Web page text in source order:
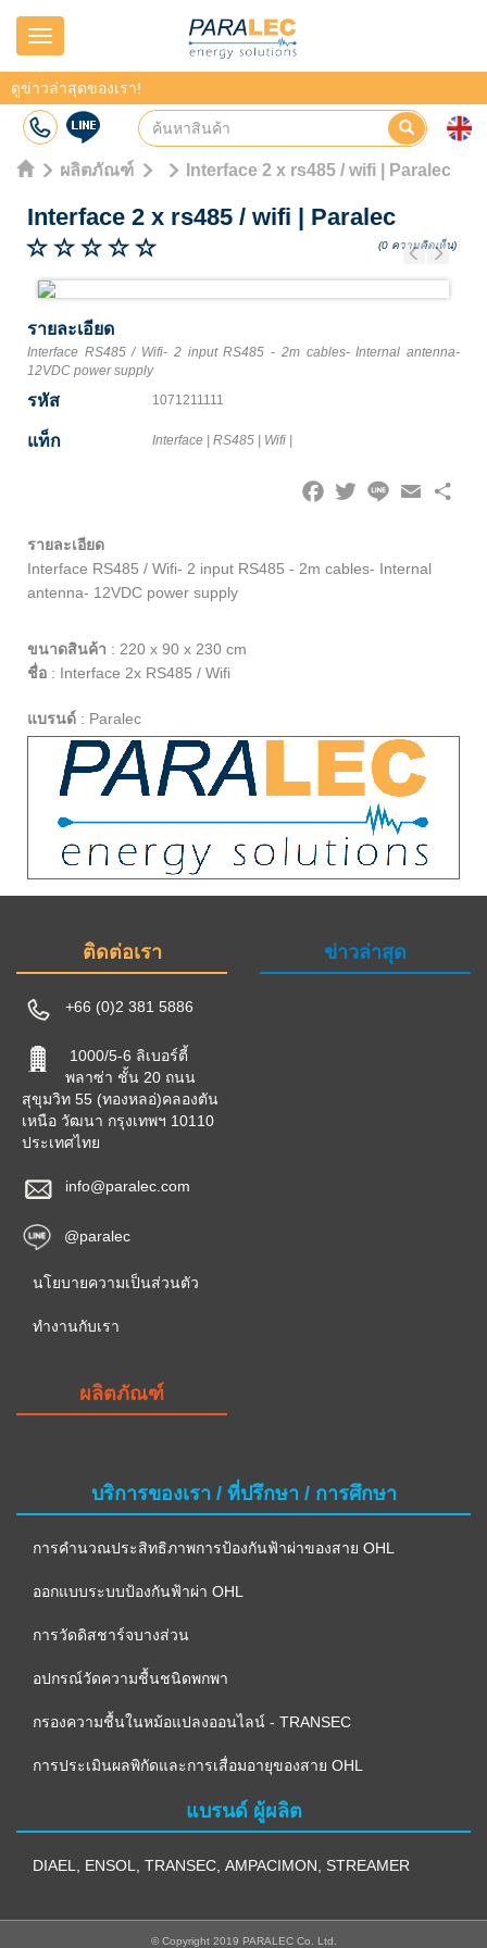
Navigation
ดูข่าวล่าสุดของเรา!
ผลิตภัณฑ์ Interface 2 x rs485 / wifi | Paralec
Interface 2 x rs485 / wifi | Paralec
(0 ความคิดเห็น)
Previous
Next
รายละเอียด
Interface RS485 / Wifi- 2 input RS485 - 2m cables- Internal antenna-
12VDC power supply
รหัส 1071211111
แท็ก Interface| RS485| Wifi|
รายละเอียด
Interface RS485 / Wifi- 2 input RS485 - 2m cables- Internal
antenna- 12VDC power supply
ขนาดสินค้า : 220 x 90 x 230 cm
ชื่อ : Interface 2x RS485 / Wifi
แบรนด์ : Paralec
ติดต่อเรา
+66 (0)2 381 5886
1000/5-6 ลิเบอร์ตี้
พลาซ่า ชั้น 20 ถนน
สุขุมวิท 55 (ทองหลอ่)คลองตัน
เหนือ วัฒนา กรุงเทพฯ 10110
ประเทศไทย
info@paralec.com
@paralec
นโยบายความเป็นส่วนตัว
ทำงานกับเรา
ข่าวล่าสุด
ผลิตภัณฑ์
บริการของเรา / ที่ปรึกษา / การศึกษา
การคำนวณประสิทธิภาพการป้องกันฟ้าผ่าของสาย OHL
ออกแบบระบบป้องกันฟ้าผ่า OHL
การวัดดิสชาร์จบางส่วน
อปกรณ์วัดความชื้นชนิดพกพา
กรองความชื้นในหม้อแปลงออนไลน์ - TRANSEC
การประเมินผลพิกัดและการเสื่อมอายุของสาย OHL
แบรนด์ ผู้ผลิต
DIAEL ENSOL TRANSEC AMPACIMON STREAMER
© Copyright 2019 PARALEC Co. Ltd.